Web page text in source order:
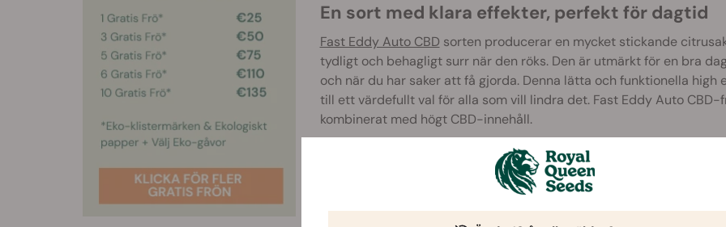
En sort med klara effekter, perfekt för dagtid
Fast Eddy Auto CBD sorten producerar en mycket stickande
tydligt och behagligt surr när den röks. Den är utmärkt för en bra
och när du har saker att få gjorda. Denna lätta och funktionella
till ett värdefullt val för alla som vill lindra det. Fast Eddy Auto
kombinerat med högt CBD-innehåll.
Om du letar efter en lätt, smakrik och njutbar sort att jobba med,